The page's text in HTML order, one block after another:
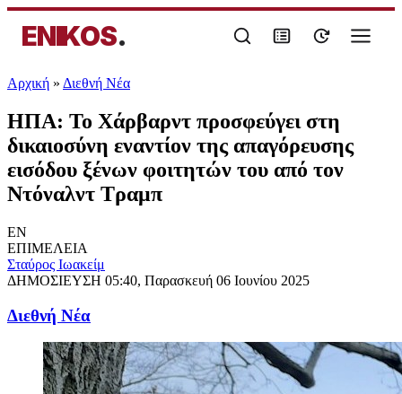
ENIKOS.
Αρχική » Διεθνή Νέα
ΗΠΑ: Το Χάρβαρντ προσφεύγει στη
δικαιοσύνη εναντίον της απαγόρευσης
εισόδου ξένων φοιτητών του από τον
Ντόναλντ Τραμπ
EN
ΕΠΙΜΕΛΕΙΑ
Σταύρος Ιωακείμ
ΔΗΜΟΣΙΕΥΣΗ 05:40, Παρασκευή 06 Ιουνίου 2025
Διεθνή Νέα